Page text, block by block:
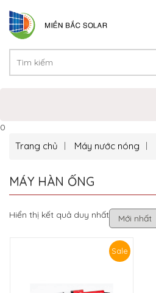
0
Trang chủ Máy nước nóng
MÁY HÀN ỐNG
Hiển thị kết quả duy nhất
Sale